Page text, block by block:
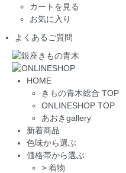
カートを見る
お気に入り
よくあるご質問
HOME
きもの青木総合 TOP
ONLINESHOP TOP
あおきgallery
新着商品
色味から選ぶ
価格帯から選ぶ
> 着物